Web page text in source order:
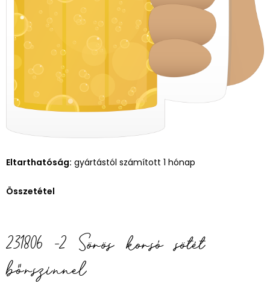
Eltarthatóság: gyártástól számított 1 hónap
Összetétel
231806 -2 Sörös korsó sötét
bőrszínnel